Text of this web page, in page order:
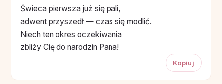
Świeca pierwsza już się pali,
adwent przyszedł — czas się modlić.
Niech ten okres oczekiwania
zbliży Cię do narodzin Pana!
Kopiuj